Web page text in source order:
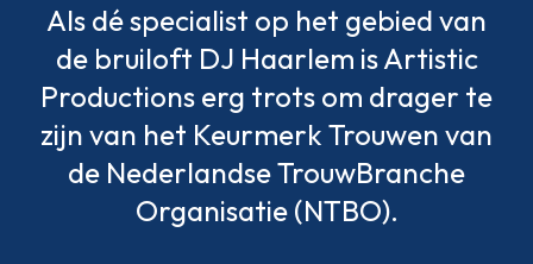
Als dé specialist op het gebied van
de bruiloft DJ Haarlem is Artistic
Productions erg trots om drager te
zijn van het Keurmerk Trouwen van
de Nederlandse TrouwBranche
Organisatie (NTBO).